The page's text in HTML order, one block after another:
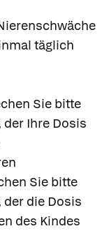
täglich
Sie bitte
der Ihre Dosis
Sie bitte
der die Dosis
des Kindes